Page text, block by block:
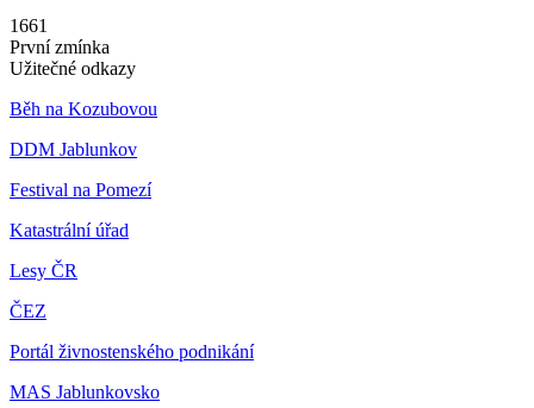
1661
První zmínka
Užitečné odkazy
Běh na Kozubovou
DDM Jablunkov
Festival na Pomezí
Katastrální úřad
Lesy ČR
ČEZ
Portál živnostenského podnikání
MAS Jablunkovsko